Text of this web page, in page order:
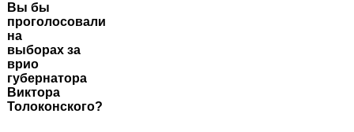
Вы бы
проголосовали
на
выборах за
врио
губернатора
Виктора
Толоконского?